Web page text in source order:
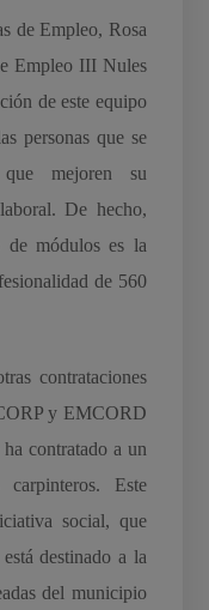
de Empleo, Rosa
Empleo III Nules
de este equipo
personas que se
mejoren su
De hecho,
módulos es la
de 560
contrataciones
y EMCORD
contratado a un
Este
social, que
destinado a la
del municipio